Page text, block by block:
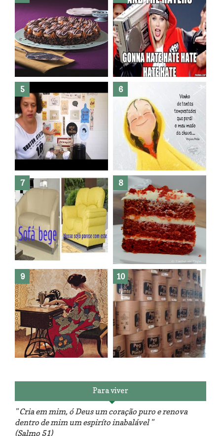
Banheiro novo por menos de
R$300,00 ?? E sem quebra
quebra ??( Editado)
Posso congelar bolo ??
Dez bolos pra fazer antes de
morrer !
Haters, como surgiram?
O medo que habita em nós.
Reforma do sofá, agora é em
patchwork!
The Red Velvet !!! O Perfeito
Para viver
" Cria em mim, ó Deus um coração puro e renova
dentro de mim um espiríto inabalável "
(Salmo 51)